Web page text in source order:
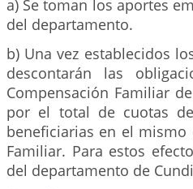
a) Se toman los aportes
del departamento.
b) Una vez establecidos
descontarán las
Compensación Familiar
por el total de cuotas
beneficiarias en el mismo
Familiar. Para estos
del departamento de